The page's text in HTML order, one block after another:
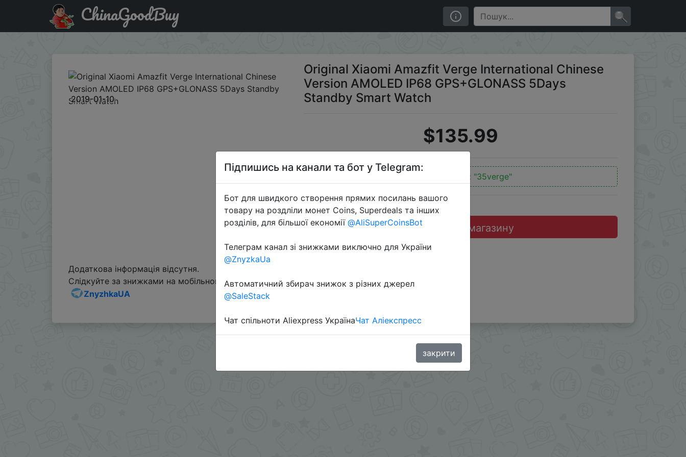
Промокод на знижку 35verge Original Xiaomi Amazfit Verge International Chinese Version AMOLED IP68 GPS+GLONASS 5Days Standby Smart Watch
ChinaGoodBuy
2019-01-10
Original Xiaomi Amazfit Verge International Chinese
Version AMOLED IP68 GPS+GLONASS 5Days
Standby Smart Watch
$135.99
Промокод: "35verge"
Перейти до магазину
Додаткова інформація відсутня.
Слідкуйте за знижками на мобільному, в телеграм каналі:
ZnyzhkaUA
Підпишись на канали та бот у Telegram:
Бот для швидкого створення прямих посилань вашого
товару на роздліли монет Coins, Superdeals та інших
розділів, для більшої економії @AliSuperCoinsBot
Телеграм канал зі знижками виключно для України
@ZnyzkaUa
Автоматичний збирач знижок з різних джерел
@SaleStack
Чат спільноти Aliexpress УкраїнаЧат Аліекспресс
закрити